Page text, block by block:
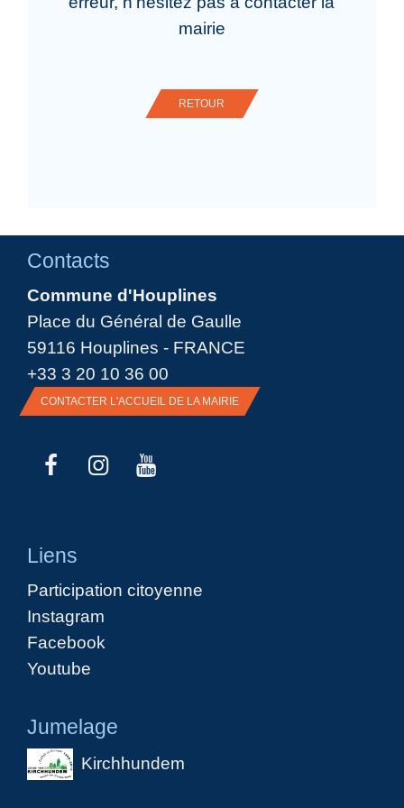
mairie
RETOUR
Contacts
Commune d'Houplines
Place du Général de Gaulle
59116 Houplines - FRANCE
+33 3 20 10 36 00
CONTACTER L'ACCUEIL DE LA MAIRIE
Liens
Participation citoyenne
Instagram
Facebook
Youtube
Jumelage
Kirchhundem